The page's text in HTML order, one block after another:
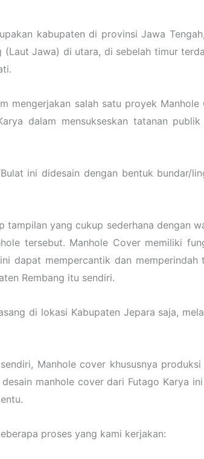
kabupaten di provinsi Jawa
(Laut Jawa) di utara, di sebelah timur
mengerjakan salah satu proyek
dalam mensukseskan tatanan
ini didesain dengan bentuk bundar/
tampilan yang cukup sederhana dengan
tersebut. Manhole Cover memiliki
dapat mempercantik dan
Rembang itu sendiri.
di lokasi Kabupaten Jepara saja,
Manhole cover khususnya
manhole cover dari Futago Karya
proses yang kami kerjakan: